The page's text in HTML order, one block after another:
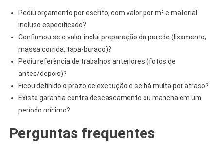
Pediu orçamento por escrito, com valor por m² e material
incluso especificado?
Confirmou se o valor inclui preparação da parede (lixamento,
massa corrida, tapa-buraco)?
Pediu referência de trabalhos anteriores (fotos de
antes/depois)?
Ficou definido o prazo de execução e se há multa por atraso?
Existe garantia contra descascamento ou mancha em um
período mínimo?
Perguntas frequentes